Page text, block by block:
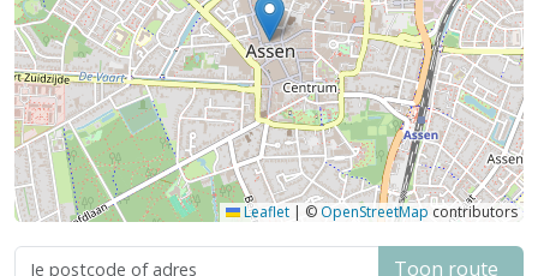
Leaflet | © OpenStreetMap contributors
Toon route